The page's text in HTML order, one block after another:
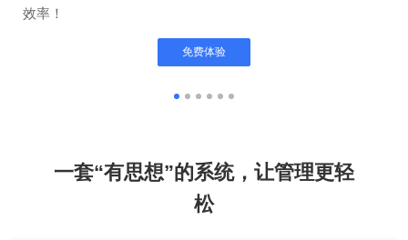
效率！
免费体验
一套“有思想”的系统，让管理更轻
松